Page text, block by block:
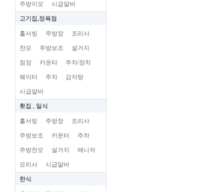
주방이모 시급알바
고기집,정육점
홀서빙 주방장 조리사
찬모 주방보조 설거지
점장 카운타 주차/장치
웨이터 주차 감자탕
시급알바
횟집 , 일식
홀서빙 주방장 조리사
주방보조 카운터 주차
주방찬모 설거지 매니저
요리사 시급알바
한식